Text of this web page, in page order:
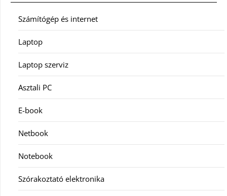
Számítógép és internet
Laptop
Laptop szerviz
Asztali PC
E-book
Netbook
Notebook
Szórakoztató elektronika